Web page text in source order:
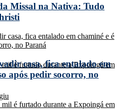
Missal na Nativa: Tudo
casa, fica entalado em
após pedir socorro, no